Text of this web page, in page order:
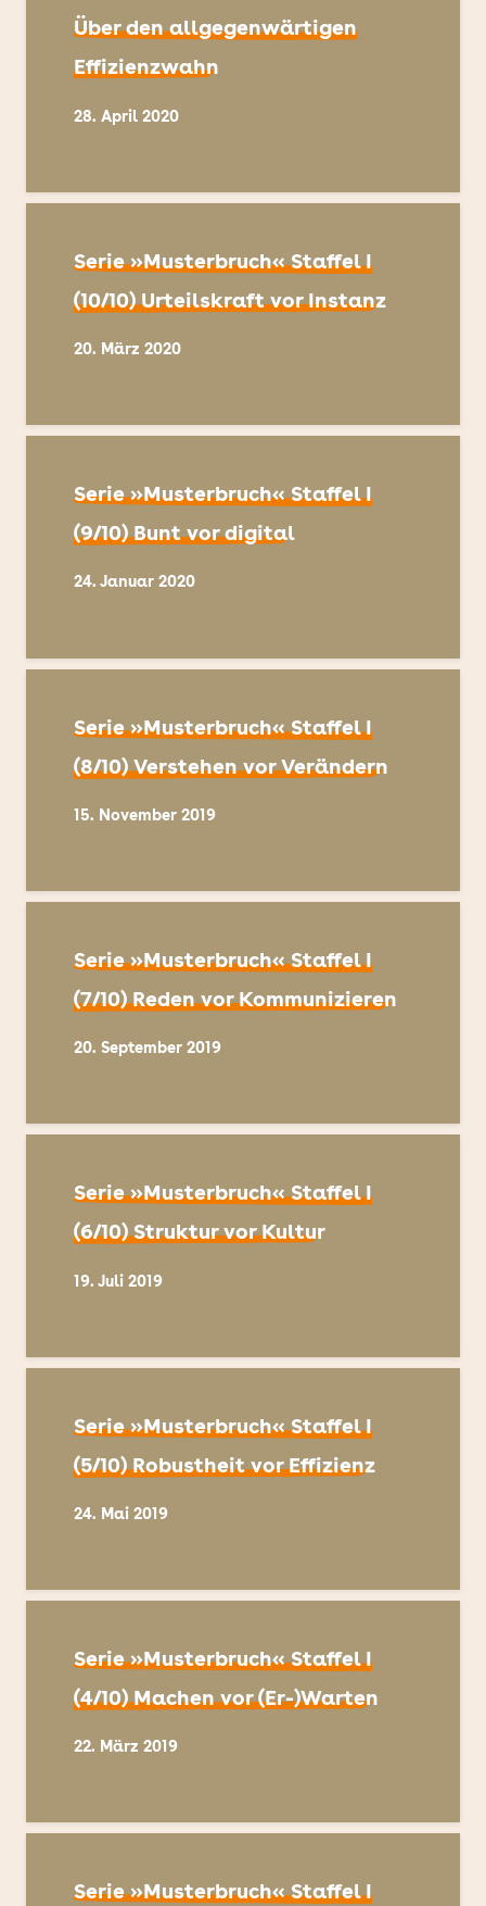
Über den allgegenwärtigen
Effizienzwahn
28. April 2020
Serie »Musterbruch« Staffel I
(10/10) Urteilskraft vor Instanz
20. März 2020
Serie »Musterbruch« Staffel I
(9/10) Bunt vor digital
24. Januar 2020
Serie »Musterbruch« Staffel I
(8/10) Verstehen vor Verändern
15. November 2019
Serie »Musterbruch« Staffel I
(7/10) Reden vor Kommunizieren
20. September 2019
Serie »Musterbruch« Staffel I
(6/10) Struktur vor Kultur
19. Juli 2019
Serie »Musterbruch« Staffel I
(5/10) Robustheit vor Effizienz
24. Mai 2019
Serie »Musterbruch« Staffel I
(4/10) Machen vor (Er-)Warten
22. März 2019
Serie »Musterbruch« Staffel I